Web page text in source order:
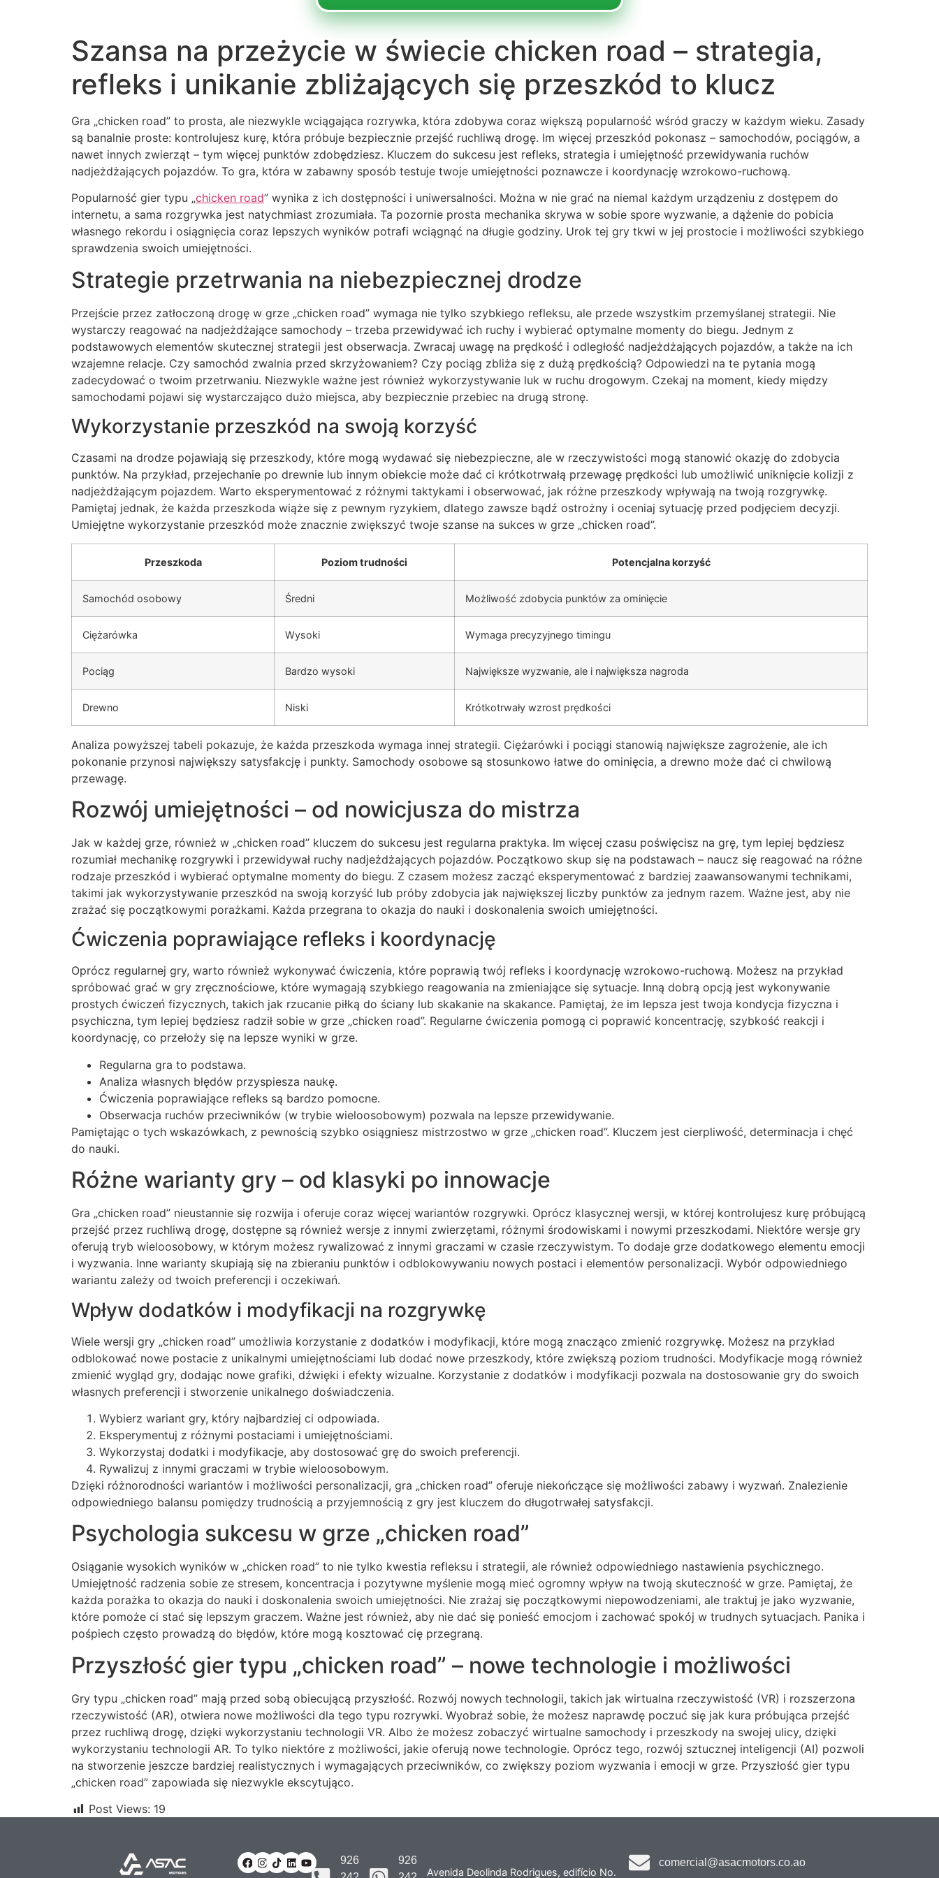
Szansa na przeżycie w świecie chicken road – strategia,
refleks i unikanie zbliżających się przeszkód to klucz
Gra „chicken road” to prosta, ale niezwykle wciągająca rozrywka, która zdobywa coraz większą popularność wśród graczy w każdym wieku. Zasady
są banalnie proste: kontrolujesz kurę, która próbuje bezpiecznie przejść ruchliwą drogę. Im więcej przeszkód pokonasz – samochodów, pociągów, a
nawet innych zwierząt – tym więcej punktów zdobędziesz. Kluczem do sukcesu jest refleks, strategia i umiejętność przewidywania ruchów
nadjeżdżających pojazdów. To gra, która w zabawny sposób testuje twoje umiejętności poznawcze i koordynację wzrokowo-ruchową.
Popularność gier typu „chicken road” wynika z ich dostępności i uniwersalności. Można w nie grać na niemal każdym urządzeniu z dostępem do
internetu, a sama rozgrywka jest natychmiast zrozumiała. Ta pozornie prosta mechanika skrywa w sobie spore wyzwanie, a dążenie do pobicia
własnego rekordu i osiągnięcia coraz lepszych wyników potrafi wciągnąć na długie godziny. Urok tej gry tkwi w jej prostocie i możliwości szybkiego
sprawdzenia swoich umiejętności.
Strategie przetrwania na niebezpiecznej drodze
Przejście przez zatłoczoną drogę w grze „chicken road” wymaga nie tylko szybkiego refleksu, ale przede wszystkim przemyślanej strategii. Nie
wystarczy reagować na nadjeżdżające samochody – trzeba przewidywać ich ruchy i wybierać optymalne momenty do biegu. Jednym z
podstawowych elementów skutecznej strategii jest obserwacja. Zwracaj uwagę na prędkość i odległość nadjeżdżających pojazdów, a także na ich
wzajemne relacje. Czy samochód zwalnia przed skrzyżowaniem? Czy pociąg zbliża się z dużą prędkością? Odpowiedzi na te pytania mogą
zadecydować o twoim przetrwaniu. Niezwykle ważne jest również wykorzystywanie luk w ruchu drogowym. Czekaj na moment, kiedy między
samochodami pojawi się wystarczająco dużo miejsca, aby bezpiecznie przebiec na drugą stronę.
Wykorzystanie przeszkód na swoją korzyść
Czasami na drodze pojawiają się przeszkody, które mogą wydawać się niebezpieczne, ale w rzeczywistości mogą stanowić okazję do zdobycia
punktów. Na przykład, przejechanie po drewnie lub innym obiekcie może dać ci krótkotrwałą przewagę prędkości lub umożliwić uniknięcie kolizji z
nadjeżdżającym pojazdem. Warto eksperymentować z różnymi taktykami i obserwować, jak różne przeszkody wpływają na twoją rozgrywkę.
Pamiętaj jednak, że każda przeszkoda wiąże się z pewnym ryzykiem, dlatego zawsze bądź ostrożny i oceniaj sytuację przed podjęciem decyzji.
Umiejętne wykorzystanie przeszkód może znacznie zwiększyć twoje szanse na sukces w grze „chicken road”.
Przeszkoda Poziom trudności Potencjalna korzyść
Samochód osobowy Średni Możliwość zdobycia punktów za ominięcie
Ciężarówka Wysoki Wymaga precyzyjnego timingu
Pociąg Bardzo wysoki Największe wyzwanie, ale i największa nagroda
Drewno Niski Krótkotrwały wzrost prędkości
Analiza powyższej tabeli pokazuje, że każda przeszkoda wymaga innej strategii. Ciężarówki i pociągi stanowią największe zagrożenie, ale ich
pokonanie przynosi największy satysfakcję i punkty. Samochody osobowe są stosunkowo łatwe do ominięcia, a drewno może dać ci chwilową
przewagę.
Rozwój umiejętności – od nowicjusza do mistrza
Jak w każdej grze, również w „chicken road” kluczem do sukcesu jest regularna praktyka. Im więcej czasu poświęcisz na grę, tym lepiej będziesz
rozumiał mechanikę rozgrywki i przewidywał ruchy nadjeżdżających pojazdów. Początkowo skup się na podstawach – naucz się reagować na różne
rodzaje przeszkód i wybierać optymalne momenty do biegu. Z czasem możesz zacząć eksperymentować z bardziej zaawansowanymi technikami,
takimi jak wykorzystywanie przeszkód na swoją korzyść lub próby zdobycia jak największej liczby punktów za jednym razem. Ważne jest, aby nie
zrażać się początkowymi porażkami. Każda przegrana to okazja do nauki i doskonalenia swoich umiejętności.
Ćwiczenia poprawiające refleks i koordynację
Oprócz regularnej gry, warto również wykonywać ćwiczenia, które poprawią twój refleks i koordynację wzrokowo-ruchową. Możesz na przykład
spróbować grać w gry zręcznościowe, które wymagają szybkiego reagowania na zmieniające się sytuacje. Inną dobrą opcją jest wykonywanie
prostych ćwiczeń fizycznych, takich jak rzucanie piłką do ściany lub skakanie na skakance. Pamiętaj, że im lepsza jest twoja kondycja fizyczna i
psychiczna, tym lepiej będziesz radził sobie w grze „chicken road”. Regularne ćwiczenia pomogą ci poprawić koncentrację, szybkość reakcji i
koordynację, co przełoży się na lepsze wyniki w grze.
Regularna gra to podstawa.
Analiza własnych błędów przyspiesza naukę.
Ćwiczenia poprawiające refleks są bardzo pomocne.
Obserwacja ruchów przeciwników (w trybie wieloosobowym) pozwala na lepsze przewidywanie.
Pamiętając o tych wskazówkach, z pewnością szybko osiągniesz mistrzostwo w grze „chicken road”. Kluczem jest cierpliwość, determinacja i chęć
do nauki.
Różne warianty gry – od klasyki po innowacje
Gra „chicken road” nieustannie się rozwija i oferuje coraz więcej wariantów rozgrywki. Oprócz klasycznej wersji, w której kontrolujesz kurę próbującą
przejść przez ruchliwą drogę, dostępne są również wersje z innymi zwierzętami, różnymi środowiskami i nowymi przeszkodami. Niektóre wersje gry
oferują tryb wieloosobowy, w którym możesz rywalizować z innymi graczami w czasie rzeczywistym. To dodaje grze dodatkowego elementu emocji
i wyzwania. Inne warianty skupiają się na zbieraniu punktów i odblokowywaniu nowych postaci i elementów personalizacji. Wybór odpowiedniego
wariantu zależy od twoich preferencji i oczekiwań.
Wpływ dodatków i modyfikacji na rozgrywkę
Wiele wersji gry „chicken road” umożliwia korzystanie z dodatków i modyfikacji, które mogą znacząco zmienić rozgrywkę. Możesz na przykład
odblokować nowe postacie z unikalnymi umiejętnościami lub dodać nowe przeszkody, które zwiększą poziom trudności. Modyfikacje mogą również
zmienić wygląd gry, dodając nowe grafiki, dźwięki i efekty wizualne. Korzystanie z dodatków i modyfikacji pozwala na dostosowanie gry do swoich
własnych preferencji i stworzenie unikalnego doświadczenia.
Wybierz wariant gry, który najbardziej ci odpowiada.
Eksperymentuj z różnymi postaciami i umiejętnościami.
Wykorzystaj dodatki i modyfikacje, aby dostosować grę do swoich preferencji.
Rywalizuj z innymi graczami w trybie wieloosobowym.
Dzięki różnorodności wariantów i możliwości personalizacji, gra „chicken road” oferuje niekończące się możliwości zabawy i wyzwań. Znalezienie
odpowiedniego balansu pomiędzy trudnością a przyjemnością z gry jest kluczem do długotrwałej satysfakcji.
Psychologia sukcesu w grze „chicken road”
Osiąganie wysokich wyników w „chicken road” to nie tylko kwestia refleksu i strategii, ale również odpowiedniego nastawienia psychicznego.
Umiejętność radzenia sobie ze stresem, koncentracja i pozytywne myślenie mogą mieć ogromny wpływ na twoją skuteczność w grze. Pamiętaj, że
każda porażka to okazja do nauki i doskonalenia swoich umiejętności. Nie zrażaj się początkowymi niepowodzeniami, ale traktuj je jako wyzwanie,
które pomoże ci stać się lepszym graczem. Ważne jest również, aby nie dać się ponieść emocjom i zachować spokój w trudnych sytuacjach. Panika i
pośpiech często prowadzą do błędów, które mogą kosztować cię przegraną.
Przyszłość gier typu „chicken road” – nowe technologie i możliwości
Gry typu „chicken road” mają przed sobą obiecującą przyszłość. Rozwój nowych technologii, takich jak wirtualna rzeczywistość (VR) i rozszerzona
rzeczywistość (AR), otwiera nowe możliwości dla tego typu rozrywki. Wyobraź sobie, że możesz naprawdę poczuć się jak kura próbująca przejść
przez ruchliwą drogę, dzięki wykorzystaniu technologii VR. Albo że możesz zobaczyć wirtualne samochody i przeszkody na swojej ulicy, dzięki
wykorzystaniu technologii AR. To tylko niektóre z możliwości, jakie oferują nowe technologie. Oprócz tego, rozwój sztucznej inteligencji (AI) pozwoli
na stworzenie jeszcze bardziej realistycznych i wymagających przeciwników, co zwiększy poziom wyzwania i emocji w grze. Przyszłość gier typu
„chicken road” zapowiada się niezwykle ekscytująco.
Post Views: 19
926
926
Avenida Deolinda Rodrigues, edifício No.
comercial@asacmotors.co.ao